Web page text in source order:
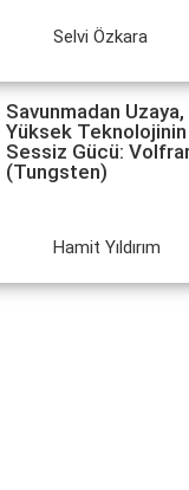
Selvi Özkara
Savunmadan Uzaya,
Yüksek Teknolojinin
Sessiz Gücü:
(Tungsten)
Hamit Yıldırım